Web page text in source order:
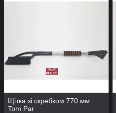
Щітка зі скребком 770 мм
Tom Par